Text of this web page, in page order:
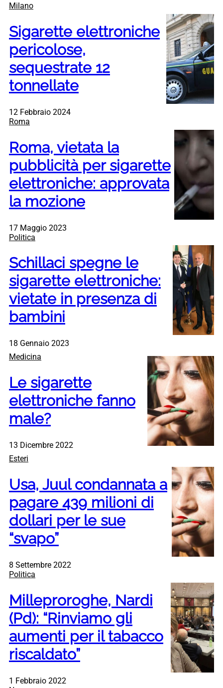
Milano
Sigarette elettroniche
pericolose,
sequestrate 12
tonnellate
12 Febbraio 2024
Roma
Roma, vietata la
pubblicità per sigarette
elettroniche: approvata
la mozione
17 Maggio 2023
Politica
Schillaci spegne le
sigarette elettroniche:
vietate in presenza di
bambini
18 Gennaio 2023
Medicina
Le sigarette
elettroniche fanno
male?
13 Dicembre 2022
Esteri
Usa, Juul condannata a
pagare 439 milioni di
dollari per le sue
“svapo”
8 Settembre 2022
Politica
Milleproroghe, Nardi
(Pd): “Rinviamo gli
aumenti per il tabacco
riscaldato”
1 Febbraio 2022